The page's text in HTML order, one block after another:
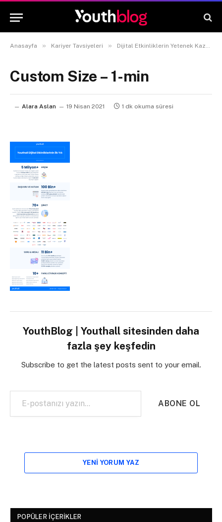
Anasayfa » Kariyer Tavsiyeleri » Dijital Etkinliklerin Yetenek Kazanımına 3 Katkısı
Custom Size – 1-min
Alara Aslan 19 Nisan 2021 1 dk okuma süresi
YouthBlog | Youthall sitesinden daha
fazla şey keşfedin
Subscribe to get the latest posts sent to your email.
E-postanızı yazın…
ABONE OL
YENI YORUM YAZ
POPÜLER İÇERIKLER